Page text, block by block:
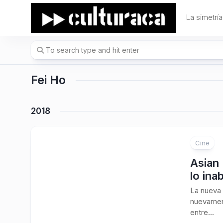
La
Fei Ho
2018
Cine
Asian
lo
La
entre...